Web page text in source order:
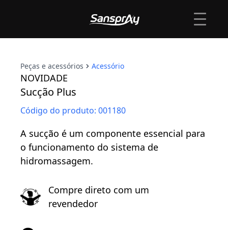
Peças e acessórios Acessório
NOVIDADE
Sucção Plus
Código do produto: 001180
A sucção é um componente essencial para
o funcionamento do sistema de
hidromassagem.
Compre direto com um
revendedor